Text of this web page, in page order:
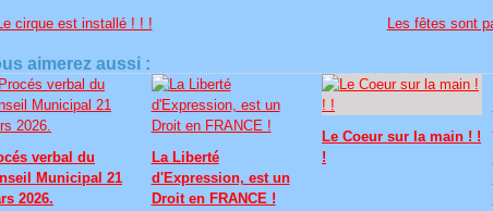
cirque est installé ! ! ! Les fêtes sont
aimerez aussi :
verbal du
Municipal 21
2026.
La Liberté
d'Expression, est un
Droit en FRANCE !
Le Coeur sur la main ! !
!